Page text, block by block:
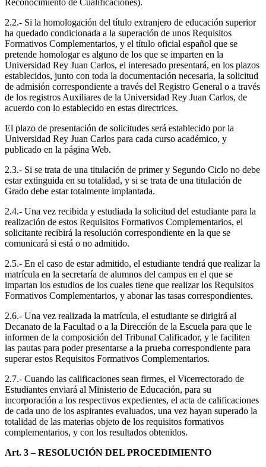
Reconocimiento de Cualificaciones).
2.2.- Si la homologación del título extranjero de educación superior
ha quedado condicionada a la superación de unos Requisitos
Formativos Complementarios, y el título oficial español que se
pretende homologar es alguno de los que se imparten en la
Universidad Rey Juan Carlos, el interesado presentará, en los plazos
establecidos, junto con toda la documentación necesaria, la solicitud
de admisión correspondiente a través del Registro General o a través
de los registros Auxiliares de la Universidad Rey Juan Carlos, de
acuerdo con lo establecido en estas directrices.
El plazo de presentación de solicitudes será establecido por la
Universidad Rey Juan Carlos para cada curso académico, y
publicado en la página Web.
2.3.- Si se trata de una titulación de primer y Segundo Ciclo no debe
estar extinguida en su totalidad, y si se trata de una titulación de
Grado debe estar totalmente implantada.
2.4.- Una vez recibida y estudiada la solicitud del estudiante para la
realización de estos Requisitos Formativos Complementarios, el
solicitante recibirá la resolución correspondiente en la que se
comunicará si está o no admitido.
2.5.- En el caso de estar admitido, el estudiante tendrá que realizar la
matrícula en la secretaría de alumnos del campus en el que se
impartan los estudios de los cuales tiene que realizar los Requisitos
Formativos Complementarios, y abonar las tasas correspondientes.
2.6.- Una vez realizada la matrícula, el estudiante se dirigirá al
Decanato de la Facultad o a la Dirección de la Escuela para que le
informen de la composición del Tribunal Calificador, y le faciliten
las pautas para poder presentarse a la prueba correspondiente para
superar estos Requisitos Formativos Complementarios.
2.7.- Cuando las calificaciones sean firmes, el Vicerrectorado de
Estudiantes enviará al Ministerio de Educación, para su
incorporación a los respectivos expedientes, el acta de calificaciones
de cada uno de los aspirantes evaluados, una vez hayan superado la
totalidad de las materias objeto de los requisitos formativos
complementarios, y con los resultados obtenidos.
Art. 3 – RESOLUCIÓN DEL PROCEDIMIENTO